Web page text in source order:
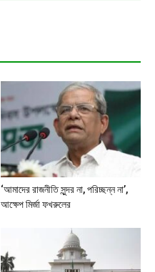
‘আমাদের রাজনীতি সুন্দর না, পরিচ্ছন্ন না’,
আক্ষেপ মির্জা ফখরুলের